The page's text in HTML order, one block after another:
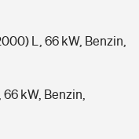
L, 66 kW, Benzin,
kW, Benzin,